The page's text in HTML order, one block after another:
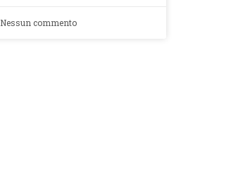
Nessun commento